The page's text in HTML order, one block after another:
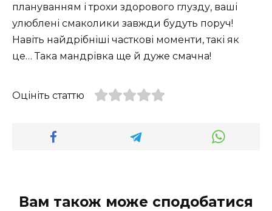
плануванням і трохи здорового глузду, ваші
улюблені смаколики завжди будуть поруч!
Навіть найдрібніші часткові моменти, такі як
це… Така мандрівка ще й дуже смачна!
Оцініть статтю
Вам також може сподобатися